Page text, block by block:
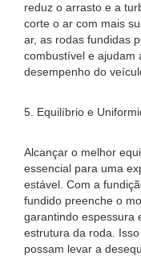
reduz o arrasto e a
corte o ar com mais
ar, as rodas fundidas
combustível e ajudam
desempenho do
5. Equilíbrio e
Alcançar o melhor
essencial para uma
estável. Com a
fundido preenche o
garantindo espessura
estrutura da roda.
possam levar a